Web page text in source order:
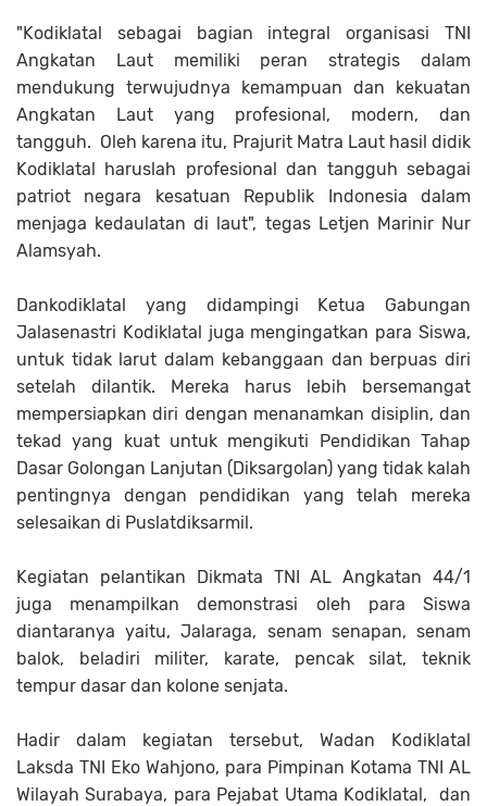
"Kodiklatal sebagai bagian integral organisasi TNI
Angkatan Laut memiliki peran strategis dalam
mendukung terwujudnya kemampuan dan kekuatan
Angkatan Laut yang profesional, modern, dan
tangguh. Oleh karena itu, Prajurit Matra Laut hasil didik
Kodiklatal haruslah profesional dan tangguh sebagai
patriot negara kesatuan Republik Indonesia dalam
menjaga kedaulatan di laut", tegas Letjen Marinir Nur
Alamsyah.
Dankodiklatal yang didampingi Ketua Gabungan
Jalasenastri Kodiklatal juga mengingatkan para Siswa,
untuk tidak larut dalam kebanggaan dan berpuas diri
setelah dilantik. Mereka harus lebih bersemangat
mempersiapkan diri dengan menanamkan disiplin, dan
tekad yang kuat untuk mengikuti Pendidikan Tahap
Dasar Golongan Lanjutan (Diksargolan) yang tidak kalah
pentingnya dengan pendidikan yang telah mereka
selesaikan di Puslatdiksarmil.
Kegiatan pelantikan Dikmata TNI AL Angkatan 44/1
juga menampilkan demonstrasi oleh para Siswa
diantaranya yaitu, Jalaraga, senam senapan, senam
balok, beladiri militer, karate, pencak silat, teknik
tempur dasar dan kolone senjata.
Hadir dalam kegiatan tersebut, Wadan Kodiklatal
Laksda TNI Eko Wahjono, para Pimpinan Kotama TNI AL
Wilayah Surabaya, para Pejabat Utama Kodiklatal, dan